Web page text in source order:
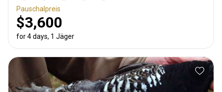
Pauschalpreis
$3,600
for 4 days, 1 Jäger